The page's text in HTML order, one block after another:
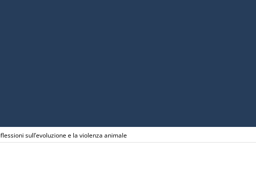
sull’evoluzione e la violenza animale